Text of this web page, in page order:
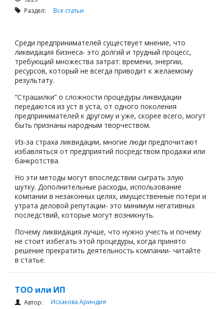
Раздел: Все статьи
Среди предпринимателей существует мнение, что
ликвидация бизнеса- это долгий и трудный процесс,
требующий множества затрат: времени, энергии,
ресурсов, который не всегда приводит к желаемому
результату.
“Страшилки” о сложности процедуры ликвидации
передаются из уст в уста, от одного поколения
предпринимателей к другому и уже, скорее всего, могут
быть признаны народным творчеством.
Из-за страха ликвидации, многие люди предпочитают
избавляться от предприятий посредством продажи или
банкротства.
Но эти методы могут впоследствии сыграть злую
шутку. Дополнительные расходы, использование
компании в незаконных целях, имущественные потери и
утрата деловой репутации- это минимум негативных
последствий, которые могут возникнуть.
Почему ликвидация лучше, что нужно учесть и почему
не стоит избегать этой процедуры, когда принято
решение прекратить деятельность компании- читайте
в статье.
ТОО или ИП
Автор:
Исхакова Ариндия